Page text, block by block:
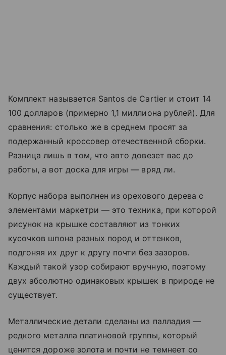
Комплект называется Santos de Cartier и стоит 14
100 долларов (примерно 1,1 миллиона рублей). Для
сравнения: столько же в среднем просят за
подержанный кроссовер отечественной сборки.
Разница лишь в том, что авто довезет вас до
работы, а вот доска для игры — вряд ли.
Корпус набора выполнен из орехового дерева с
элементами маркетри — это техника, при которой
рисунок на крышке составляют из тонких
кусочков шпона разных пород и оттенков,
подгоняя их друг к другу почти без зазоров.
Каждый такой узор собирают вручную, поэтому
двух абсолютно одинаковых крышек в природе не
существует.
Металлические детали сделаны из палладия —
редкого металла платиновой группы, который
ценится дороже золота и почти не темнеет со